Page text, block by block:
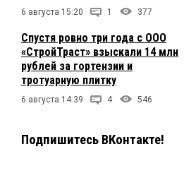
6 августа 15:20 1 377
Спустя ровно три года с ООО
«СтройТраст» взыскали 14 млн
рублей за гортензии и
тротуарную плитку
6 августа 14:39 4 546
Подпишитесь ВКонтакте!